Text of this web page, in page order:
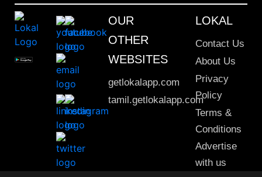
OUR
OTHER
WEBSITES
getlokalapp.com
tamil.getlokalapp.com
LOKAL
Contact Us
About Us
Privacy
Policy
Terms &
Conditions
Advertise
with us